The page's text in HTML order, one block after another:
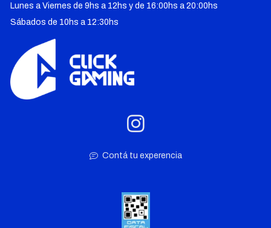
Lunes a Viernes de 9hs a 12hs y de 16:00hs a 20:00hs
Sábados de 10hs a 12:30hs
Contá tu experencia